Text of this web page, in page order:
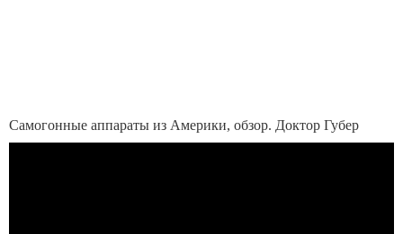
Самогонные аппараты из Америки, обзор. Доктор Губер